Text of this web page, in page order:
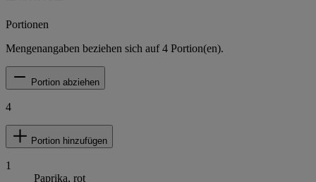
Portionen
Mengenangaben beziehen sich auf4 Portion(en).
Portion abziehen
4
Portion hinzufügen
1
Paprika, rot